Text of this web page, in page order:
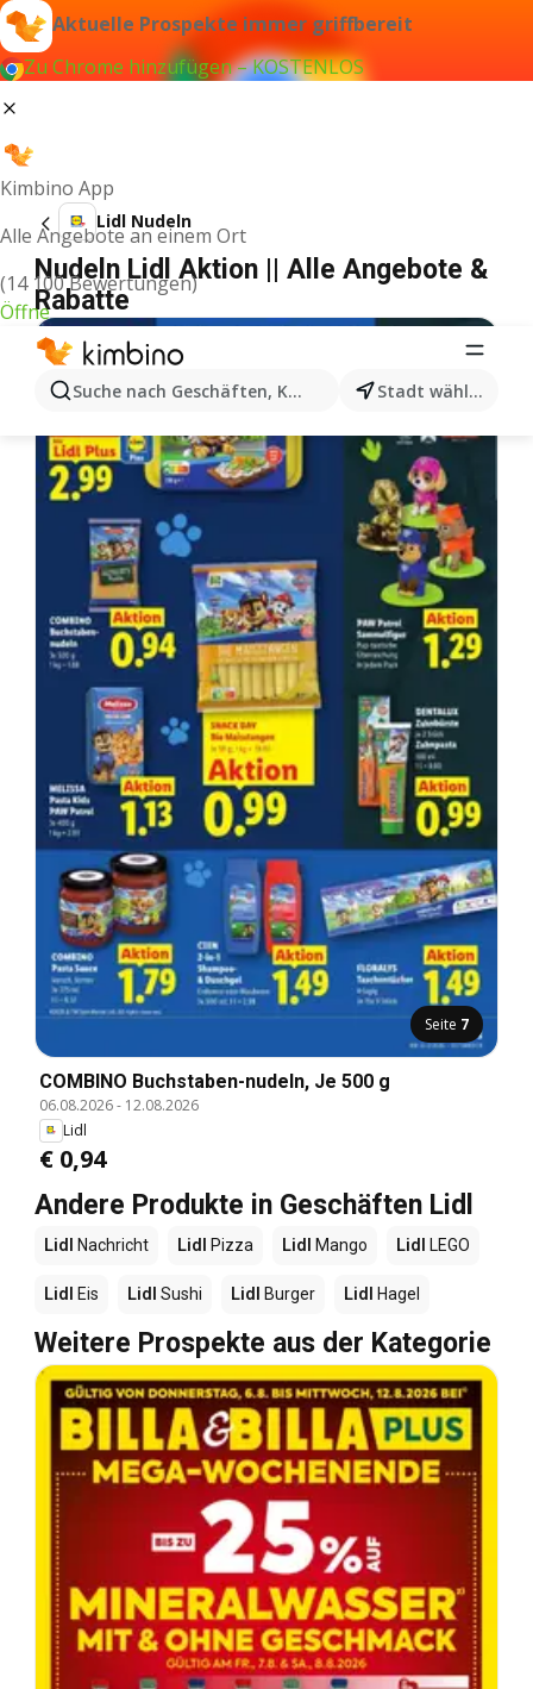
Aktuelle Prospekte immer griffbereit
Zu Chrome hinzufügen – KOSTENLOS
Kimbino App
Alle Angebote an einem Ort
(14 100 Bewertungen)
Öffne
Suche nach Geschäften, Kategorien, Produkten...
Stadt wählen
Lidl Nudeln
Nudeln Lidl Aktion || Alle Angebote &
Rabatte
Seite 7
COMBINO Buchstaben-nudeln, Je 500 g
06.08.2026- 12.08.2026
Lidl
€ 0,94
Andere Produkte in Geschäften Lidl
Lidl Nachricht Lidl Pizza Lidl Mango Lidl LEGO
Lidl Eis Lidl Sushi Lidl Burger Lidl Hagel
Weitere Prospekte aus der Kategorie